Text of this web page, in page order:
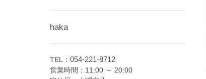
haka
TEL： 054-221-8712
営業時間：11:00 ～ 20:00